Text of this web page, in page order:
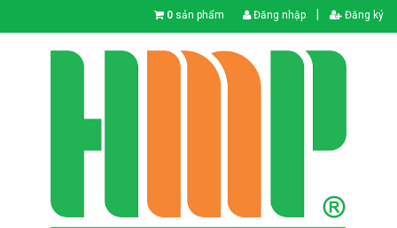
0 sản phẩm Đăng nhập Đăng ký